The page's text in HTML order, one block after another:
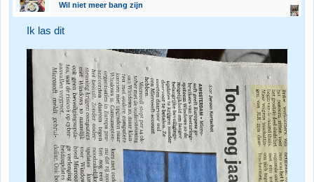
Wil niet meer bang zijn
Ik las dit